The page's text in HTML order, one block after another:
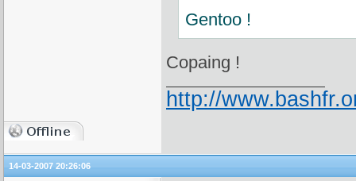
Gentoo !
Copaing !
http://
14-03-2007 20:26:06